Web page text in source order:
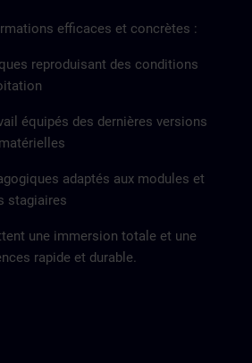
efficaces et concrètes :
reproduisant des conditions
équipés des dernières versions
adaptés aux modules et
stagiaires
une immersion totale et une
rapide et durable.